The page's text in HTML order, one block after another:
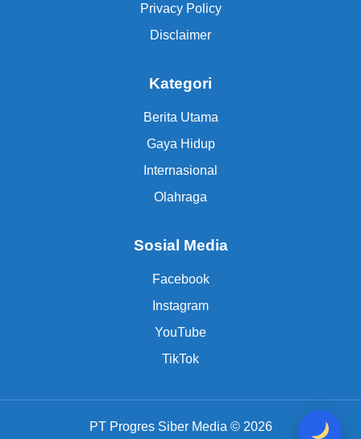
Privacy Policy
Disclaimer
Kategori
Berita Utama
Gaya Hidup
Internasional
Olahraga
Sosial Media
Facebook
Instagram
YouTube
TikTok
PT Progres Siber Media © 2026